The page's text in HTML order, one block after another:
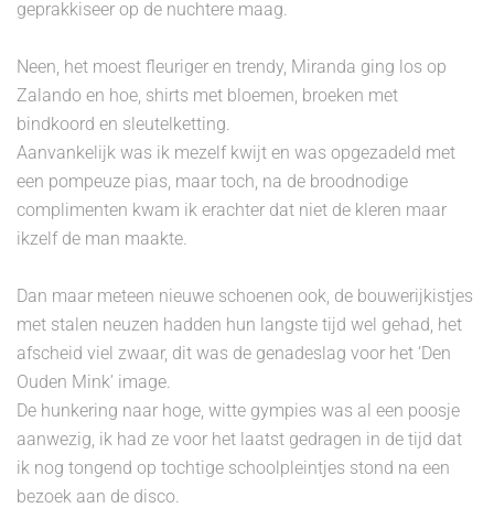
geprakkiseer op de nuchtere maag.
Neen, het moest fleuriger en trendy, Miranda ging los op
Zalando en hoe, shirts met bloemen, broeken met
bindkoord en sleutelketting.
Aanvankelijk was ik mezelf kwijt en was opgezadeld met
een pompeuze pias, maar toch, na de broodnodige
complimenten kwam ik erachter dat niet de kleren maar
ikzelf de man maakte.
Dan maar meteen nieuwe schoenen ook, de bouwerijkistjes
met stalen neuzen hadden hun langste tijd wel gehad, het
afscheid viel zwaar, dit was de genadeslag voor het ‘Den
Ouden Mink’ image.
De hunkering naar hoge, witte gympies was al een poosje
aanwezig, ik had ze voor het laatst gedragen in de tijd dat
ik nog tongend op tochtige schoolpleintjes stond na een
bezoek aan de disco.